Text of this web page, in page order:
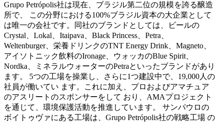
Grupo Petrópolis社は現在、ブラジル第二位の規模を誇る醸造
所で、 この分野における100%ブラジル資本の大企業として
は唯一の会社です。同社のブランドとしては、ビールの
Crystal、Lokal、Itaipava、Black Princess、Petra、
Weltenburger、栄養ドリンクのTNT Energy Drink、Magneto、
アイソトニック飲料のIronage、ウォッカのBlue Spirit、
Nordka、ミネラルウォーターのPetraといったブランドがあり
ます。 5つの工場を操業し、さらに1つ建設中で、19,000人の
社員が働いてい ます。これに加え、プロおよびアマチュア
のアスリートのスポンサーをして おり、AMAプロジェクト
を通じて、環境保護活動を推進しています。 サンパウロの
ボイトゥヴァにある工場は、Grupo Petrópolis社の戦略工場 の